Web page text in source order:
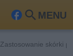
MENU
Fa
ook
Szu
Zastosowanie skórki